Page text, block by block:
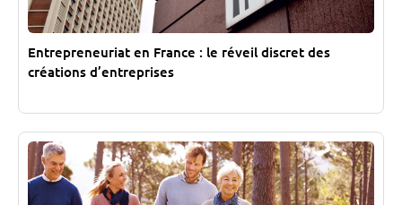
Entrepreneuriat en France : le réveil discret des
créations d’entreprises